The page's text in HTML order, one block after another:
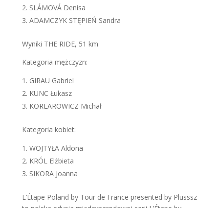
SLÁMOVÁ Denisa
ADAMCZYK STĘPIEŃ Sandra
Wyniki THE RIDE, 51 km
Kategoria mężczyzn:
GIRAU Gabriel
KUNC Łukasz
KORLAROWICZ Michał
Kategoria kobiet:
WOJTYŁA Aldona
KRÓL Elżbieta
SIKORA Joanna
L’Étape Poland by Tour de France presented by Plusssz